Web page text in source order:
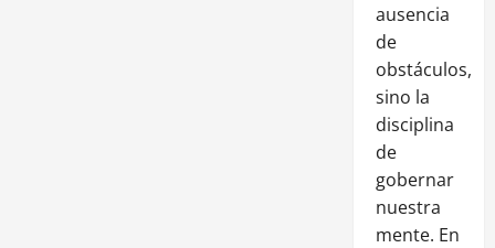
ausencia
de
obstáculos,
sino la
disciplina
de
gobernar
nuestra
mente. En